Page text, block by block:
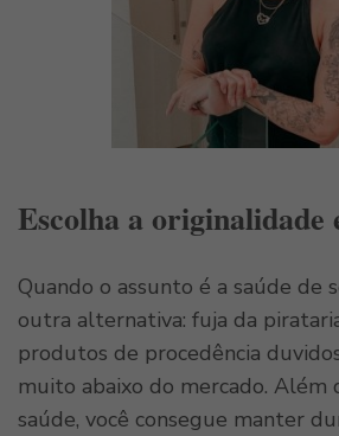
Escolha a originalidade
Quando o assunto é a saúde de
outra alternativa: fuja da
produtos de procedência
muito abaixo do mercado. Além
saúde, você consegue manter